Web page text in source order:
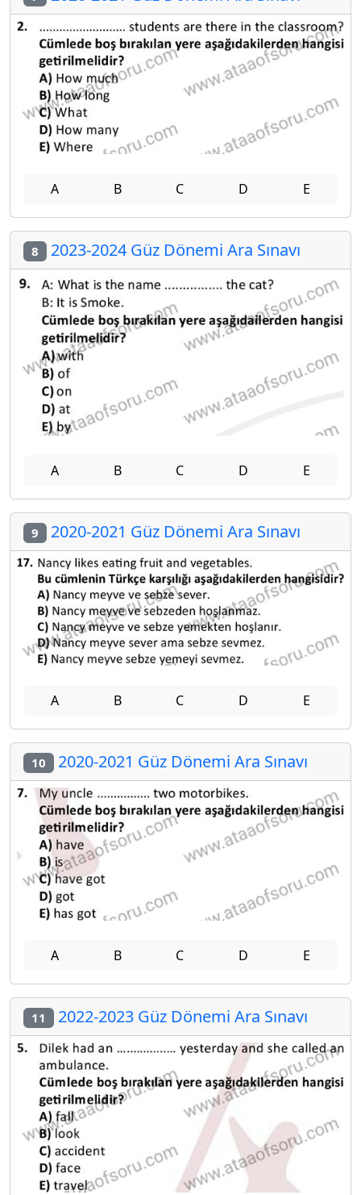
A B C D E
8 2023-2024 Güz Dönemi Ara Sınavı
A B C D E
9 2020-2021 Güz Dönemi Ara Sınavı
A B C D E
10 2020-2021 Güz Dönemi Ara Sınavı
A B C D E
11 2022-2023 Güz Dönemi Ara Sınavı